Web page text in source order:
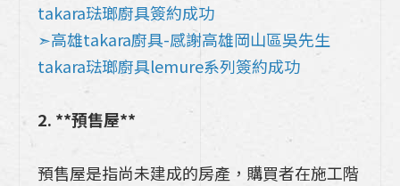
takara琺瑯廚具簽約成功
➣高雄takara廚具-感謝高雄岡山區吳先生
takara琺瑯廚具lemure系列簽約成功
2. **預售屋**
預售屋是指尚未建成的房產，購買者在施工階